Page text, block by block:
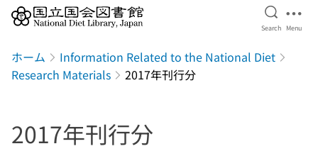
Open
Search Menu
ホーム
Information Related to the National Diet
Research Materials
2017年刊行分
2017年刊行分